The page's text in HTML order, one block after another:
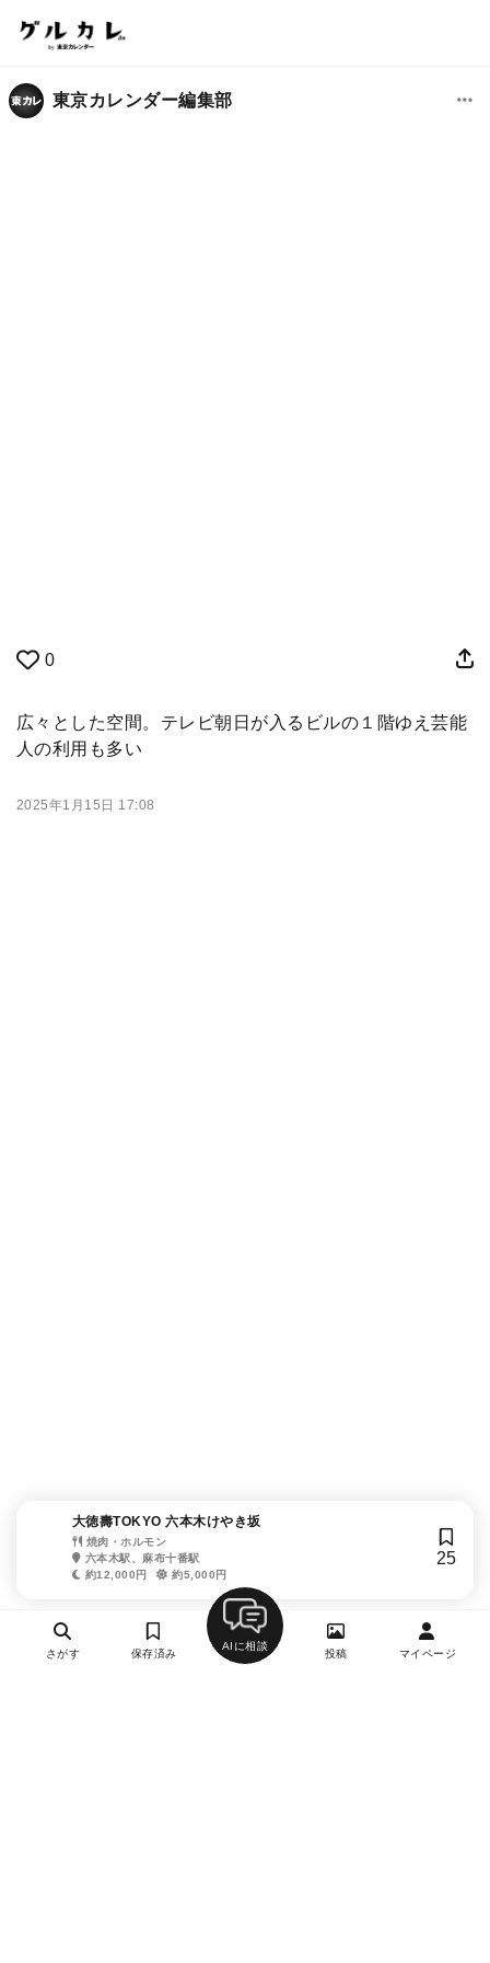
東京カレンダー編集部
0
広々とした空間。テレビ朝日が入るビルの１階ゆえ芸能
人の利用も多い
2025年1月15日 17:08
大徳壽TOKYO 六本木けやき坂
焼肉・ホルモン
六本木駅、麻布十番駅
約12,000円
約5,000円
25
さがす 保存済み
AIに相談
投稿 マイページ